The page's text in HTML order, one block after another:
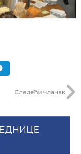
Следећи чланак